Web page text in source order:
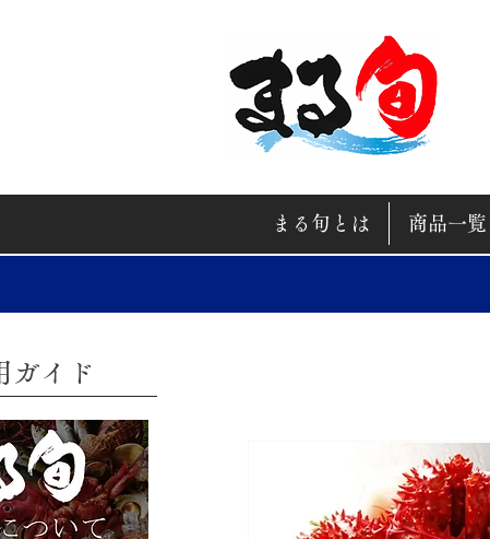
まる旬とは 商品一覧
ガイド